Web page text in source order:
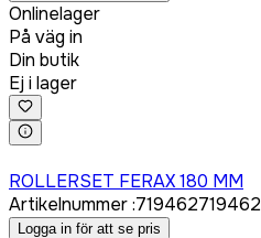
Onlinelager
På väg in
Din butik
Ej i lager
ROLLERSET FERAX 180 MM
Artikelnummer:719462719462
Logga in för att se pris